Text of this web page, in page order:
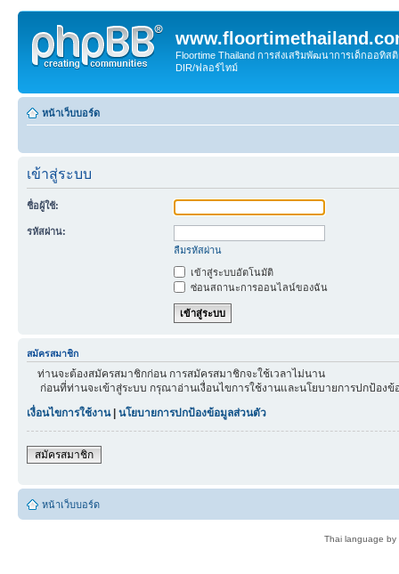
Floortime Thailand การส่งเสริมพัฒนาการเด็กออทิ
DIR/ฟลอร์ไทม์
หน้าเว็บบอร์ด
เข้าสู่ระบบ
ชื่อผู้ใช้:
รหัสผ่าน:
ลืมรหัสผ่าน
เข้าสู่ระบบอัตโนมัติ
ซ่อนสถานะการออนไลน์ของฉัน
สมัครสมาชิก
ท่านจะต้องสมัครสมาชิกก่อน การสมัครสมาชิกจะใช้เวลาไม่นาน
ก่อนที่ท่านจะเข้าสู่ระบบ กรุณาอ่านเงื่อนไขการใช้งานและนโยบายการปกป้อง
เงื่อนไขการใช้งาน| นโยบายการปกป้องข้อมูลส่วนตัว
สมัครสมาชิก
หน้าเว็บบอร์ด
Thai language by